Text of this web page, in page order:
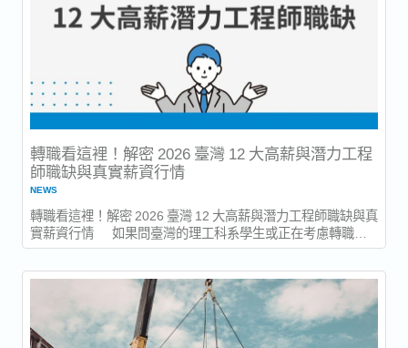
轉職看這裡！解密 2026 臺灣 12 大高薪與潛力工程
師職缺與真實薪資行情
NEWS
轉職看這裡！解密 2026 臺灣 12 大高薪與潛力工程師職缺與真
實薪資行情 如果問臺灣的理工科系學生或正在考慮轉職的
技術人才：「哪種工程師工作最賺錢？」十之八九得到的回答
都會是「半導體」或「IC 設計」。 這個答案完全正確，但卻
不夠全面。從目前的就業市場來看，2026...